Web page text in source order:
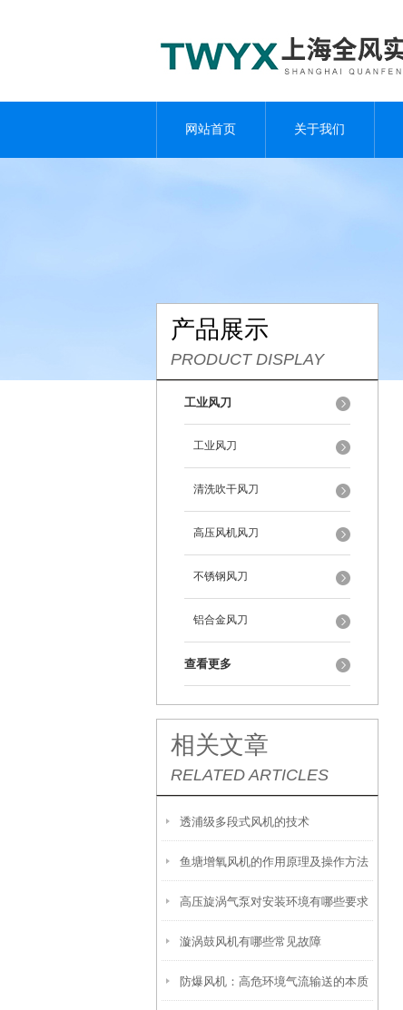
网站首页 关于我们
产品展示
PRODUCT DISPLAY
工业风刀
工业风刀
清洗吹干风刀
高压风机风刀
不锈钢风刀
铝合金风刀
查看更多
相关文章
RELATED ARTICLES
透浦级多段式风机的技术
鱼塘增氧风机的作用原理及操作方法
介绍
高压旋涡气泵对安装环境有哪些要求
漩涡鼓风机有哪些常见故障
防爆风机：高危环境气流输送的本质